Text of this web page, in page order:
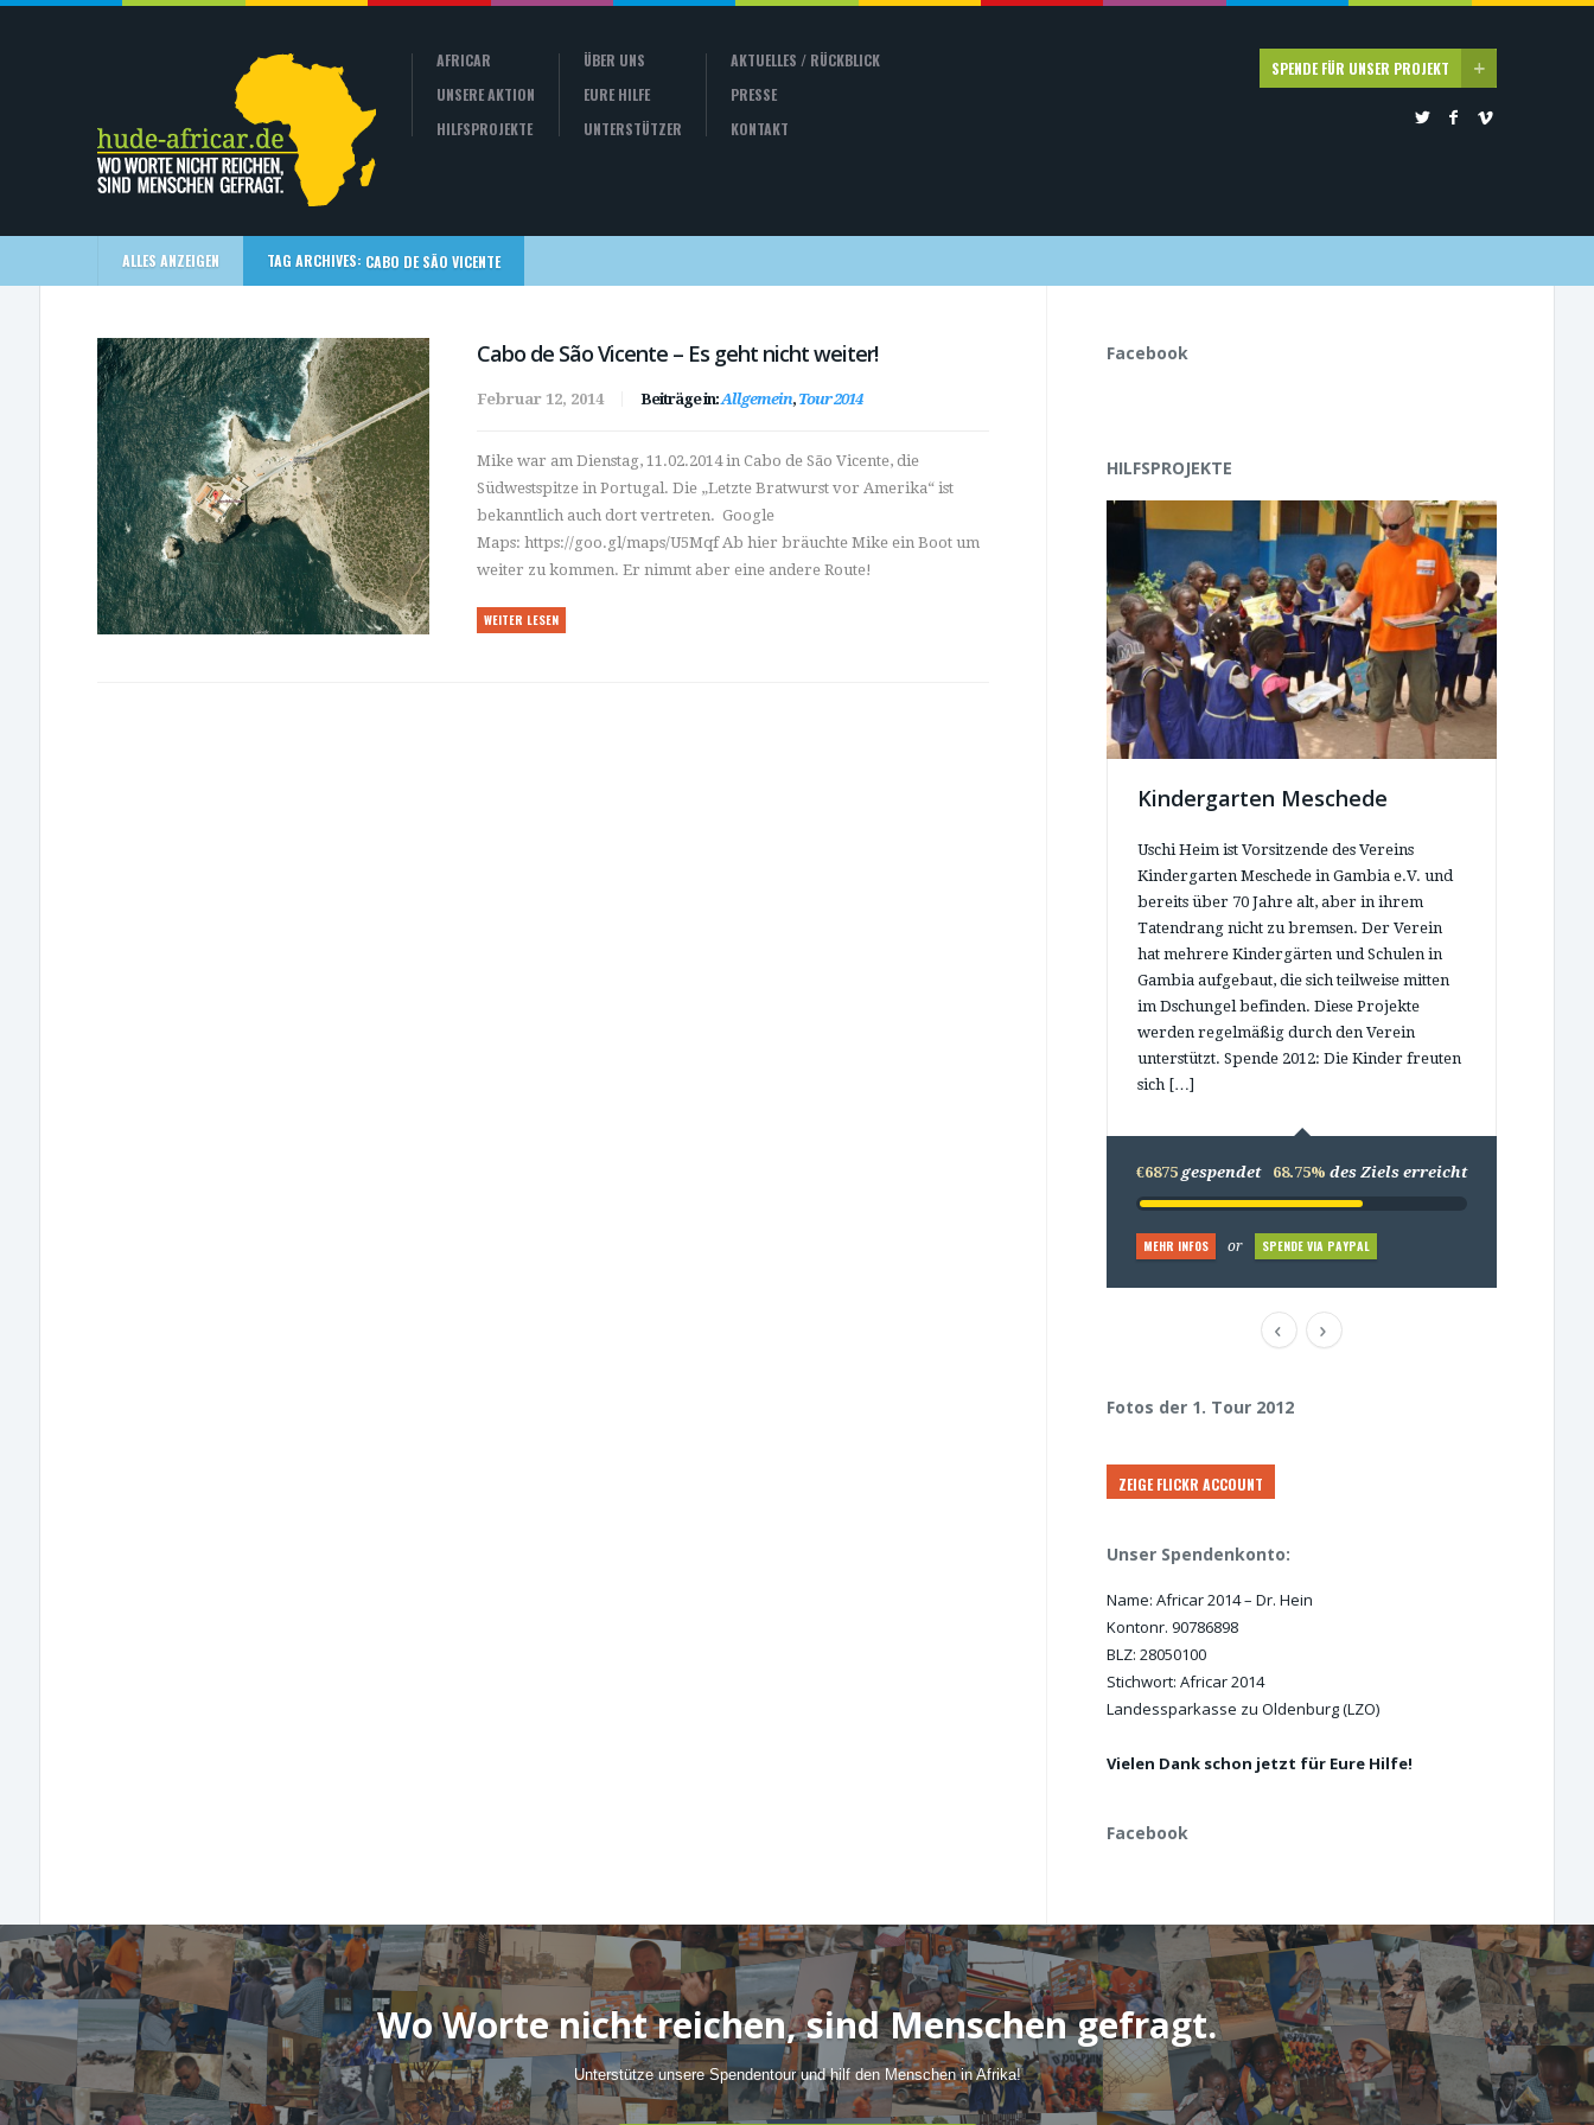
AFRICAR
UNSERE AKTION
HILFSPROJEKTE
ÜBER UNS
EURE HILFE
UNTERSTÜTZER
AKTUELLES / RÜCKBLICK
PRESSE
KONTAKT
SPENDE FÜR UNSER PROJEKT
ALLES ANZEIGEN TAG ARCHIVES: CABO DE SÃO VICENTE
Cabo de São Vicente – Es geht nicht weiter!
Februar 12, 2014 Beiträge in:Allgemein, Tour 2014
Mike war am Dienstag, 11.02.2014 in Cabo de São Vicente, die
Südwestspitze in Portugal. Die „Letzte Bratwurst vor Amerika“ ist
bekanntlich auch dort vertreten. Google
Maps: https://goo.gl/maps/U5Mqf Ab hier bräuchte Mike ein Boot um
weiter zu kommen. Er nimmt aber eine andere Route!
WEITER LESEN
Facebook
HILFSPROJEKTE
Kindergarten Meschede
Uschi Heim ist Vorsitzende des Vereins
Kindergarten Meschede in Gambia e.V. und
bereits über 70 Jahre alt, aber in ihrem
Tatendrang nicht zu bremsen. Der Verein
hat mehrere Kindergärten und Schulen in
Gambia aufgebaut, die sich teilweise mitten
im Dschungel befinden. Diese Projekte
werden regelmäßig durch den Verein
unterstützt. Spende 2012: Die Kinder freuten
sich […]
€6875 gespendet 68.75% des Ziels erreicht
MEHR INFOS or SPENDE VIA PAYPAL
Fotos der 1. Tour 2012
ZEIGE FLICKR ACCOUNT
Unser Spendenkonto:
Name: Africar 2014 – Dr. Hein
Kontonr. 90786898
BLZ: 28050100
Stichwort: Africar 2014
Landessparkasse zu Oldenburg (LZO)
Vielen Dank schon jetzt für Eure Hilfe!
Facebook
Wo Worte nicht reichen, sind Menschen gefragt.
Unterstütze unsere Spendentour und hilf den Menschen in Afrika!